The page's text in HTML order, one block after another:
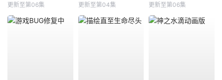
更新至第06集 更新至第04集 更新至第06集